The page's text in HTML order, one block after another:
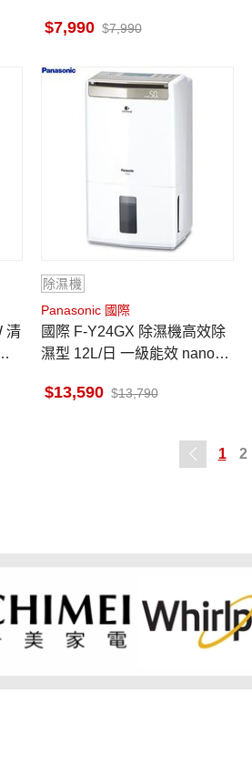
7,990 7,990
除濕機
Panasonic 國際
國際 F-Y24GX 除濕機高效除
濕型 12L/日 一級能效 nanoe
13,590 13,790
1 2